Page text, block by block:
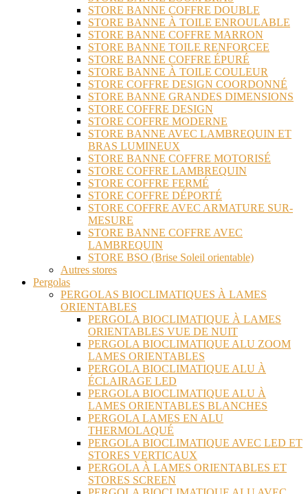
STORE BANNE COFFRE DOUBLE
STORE BANNE À TOILE ENROULABLE
STORE BANNE COFFRE MARRON
STORE BANNE TOILE RENFORCEE
STORE BANNE COFFRE ÉPURÉ
STORE BANNE À TOILE COULEUR
STORE COFFRE DESIGN COORDONNÉ
STORE BANNE GRANDES DIMENSIONS
STORE COFFRE DESIGN
STORE COFFRE MODERNE
STORE BANNE AVEC LAMBREQUIN ET
BRAS LUMINEUX
STORE BANNE COFFRE MOTORISÉ
STORE COFFRE LAMBREQUIN
STORE COFFRE FERMÉ
STORE COFFRE DÉPORTÉ
STORE COFFRE AVEC ARMATURE SUR-
MESURE
STORE BANNE COFFRE AVEC
LAMBREQUIN
STORE BSO (Brise Soleil orientable)
Autres stores
Pergolas
PERGOLAS BIOCLIMATIQUES À LAMES
ORIENTABLES
PERGOLA BIOCLIMATIQUE À LAMES
ORIENTABLES VUE DE NUIT
PERGOLA BIOCLIMATIQUE ALU ZOOM
LAMES ORIENTABLES
PERGOLA BIOCLIMATIQUE ALU À
ÉCLAIRAGE LED
PERGOLA BIOCLIMATIQUE ALU À
LAMES ORIENTABLES BLANCHES
PERGOLA LAMES EN ALU
THERMOLAQUÉ
PERGOLA BIOCLIMATIQUE AVEC LED ET
STORES VERTICAUX
PERGOLA À LAMES ORIENTABLES ET
STORES SCREEN